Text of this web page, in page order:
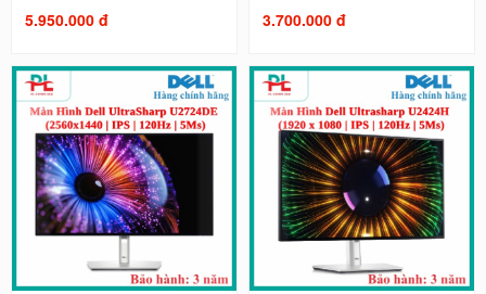
5.950.000 đ 3.700.000 đ